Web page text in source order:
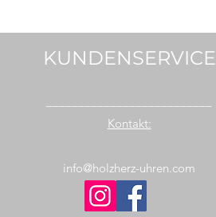
KUNDENSERVICE
Kontakt:
info@holzherz-uhren.com